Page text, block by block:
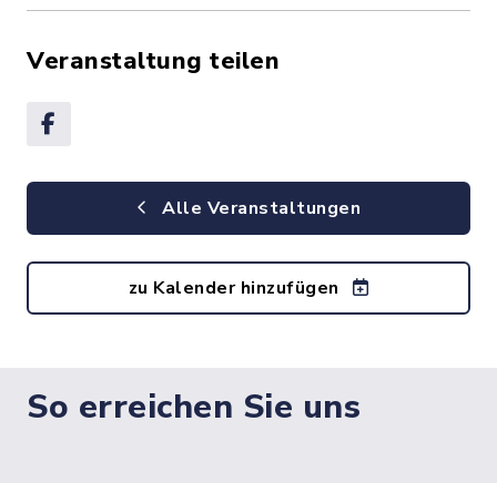
Veranstaltung teilen
Alle Veranstaltungen
zu Kalender hinzufügen
So erreichen Sie uns